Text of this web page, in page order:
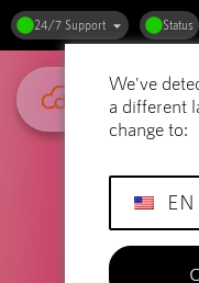
24/7 Support Status
We've
a different
change to:
EN